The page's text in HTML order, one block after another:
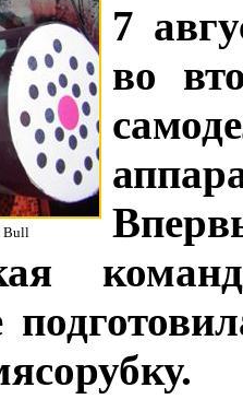
Bull
7
во